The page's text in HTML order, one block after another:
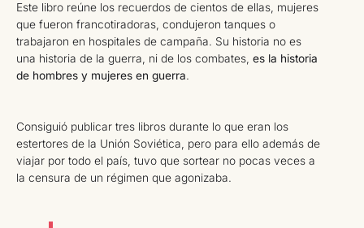
Este libro reúne los recuerdos de cientos de ellas, mujeres
que fueron francotiradoras, condujeron tanques o
trabajaron en hospitales de campaña. Su historia no es
una historia de la guerra, ni de los combates, es la historia
de hombres y mujeres en guerra.
Consiguió publicar tres libros durante lo que eran los
estertores de la Unión Soviética, pero para ello además de
viajar por todo el país, tuvo que sortear no pocas veces a
la censura de un régimen que agonizaba.